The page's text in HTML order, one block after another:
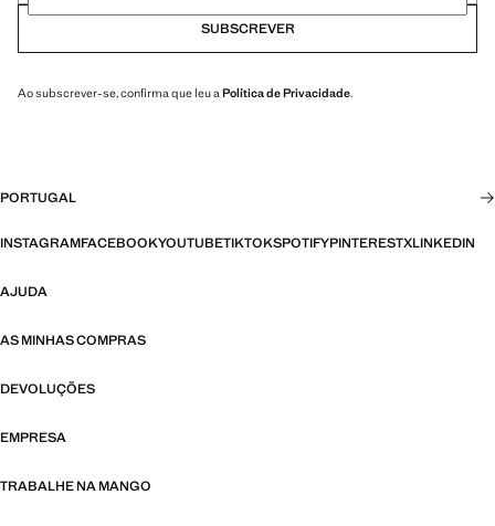
SUBSCREVER
Ao subscrever-se, confirma que leu a Política de Privacidade.
PORTUGAL
INSTAGRAMFACEBOOKYOUTUBETIKTOKSPOTIFYPINTERESTXLINKEDIN
AJUDA
AS MINHAS COMPRAS
DEVOLUÇÕES
EMPRESA
TRABALHE NA MANGO